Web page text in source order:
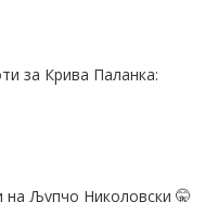
за Крива Паланка:
на Љупчо Николовски 🤫